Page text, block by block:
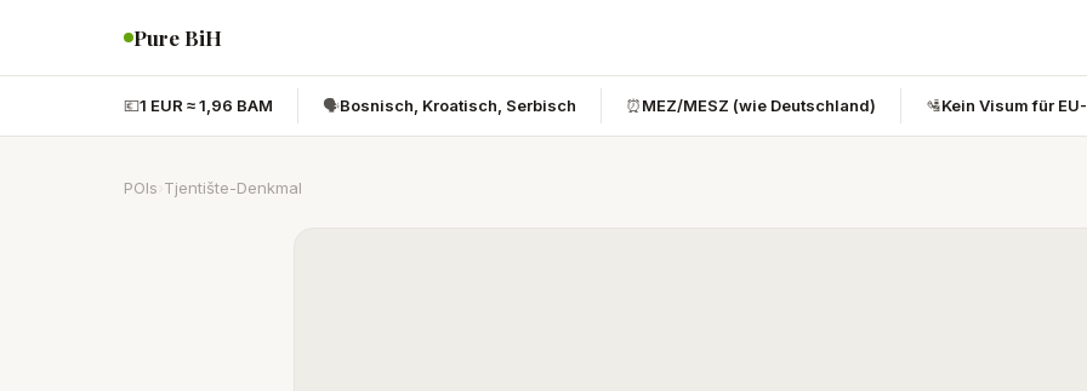
Pure BiH
💶1 EUR ≈ 1,96 BAM 🗣️Bosnisch, Kroatisch, Serbisch ⏰MEZ/MESZ (wie Deutschland) 🛂Kein Visum für
POIs Tjentište-Denkmal